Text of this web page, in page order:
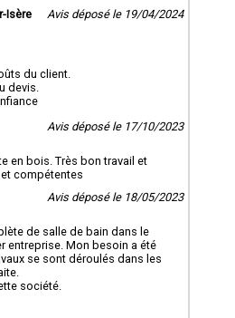
Isère Avis déposé le 19/04/2024
du client.
devis.
Avis déposé le 17/10/2023
en bois. Très bon travail et
compétentes
Avis déposé le 18/05/2023
de salle de bain dans le
entreprise. Mon besoin a été
se sont déroulés dans les
société.